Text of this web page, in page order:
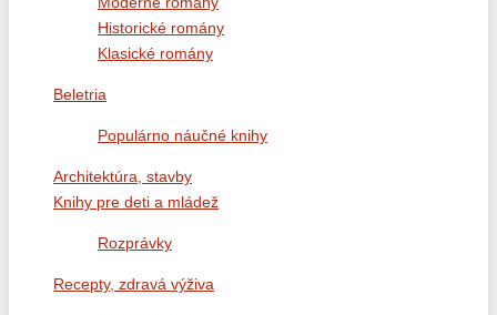
Historické romány
Klasické romány
Beletria
Populárno náučné knihy
Architektúra, stavby
Knihy pre deti a mládež
Rozprávky
Recepty, zdravá výživa